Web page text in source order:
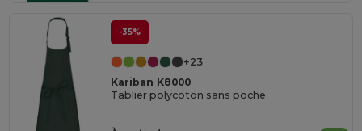
-35%
+23
Kariban K8000
Tablier polycoton sans poche